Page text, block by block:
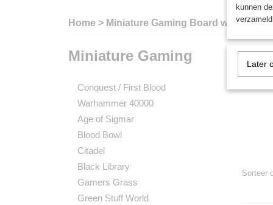
Home > Miniature Gaming Board wargames
Miniature Gaming
Conquest / First Blood
Warhammer 40000
Age of Sigmar
Blood Bowl
Citadel
Black Library
Gamers Grass
Green Stuff World
Sorteer
kunnen
Later